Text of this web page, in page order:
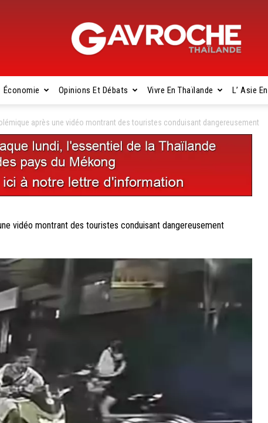
Gavroche
Économie Opinions Et Débats Vivre En Thaïlande L’ Asie
après une vidéo montrant des touristes conduisant dangereusement
vidéo montrant des touristes conduisant dangereusement